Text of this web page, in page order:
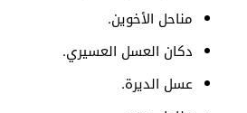
مناحل الأخوين.
دكان العسل العسيري.
عسل الديرة.